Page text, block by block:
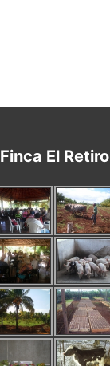
Finca El Retiro